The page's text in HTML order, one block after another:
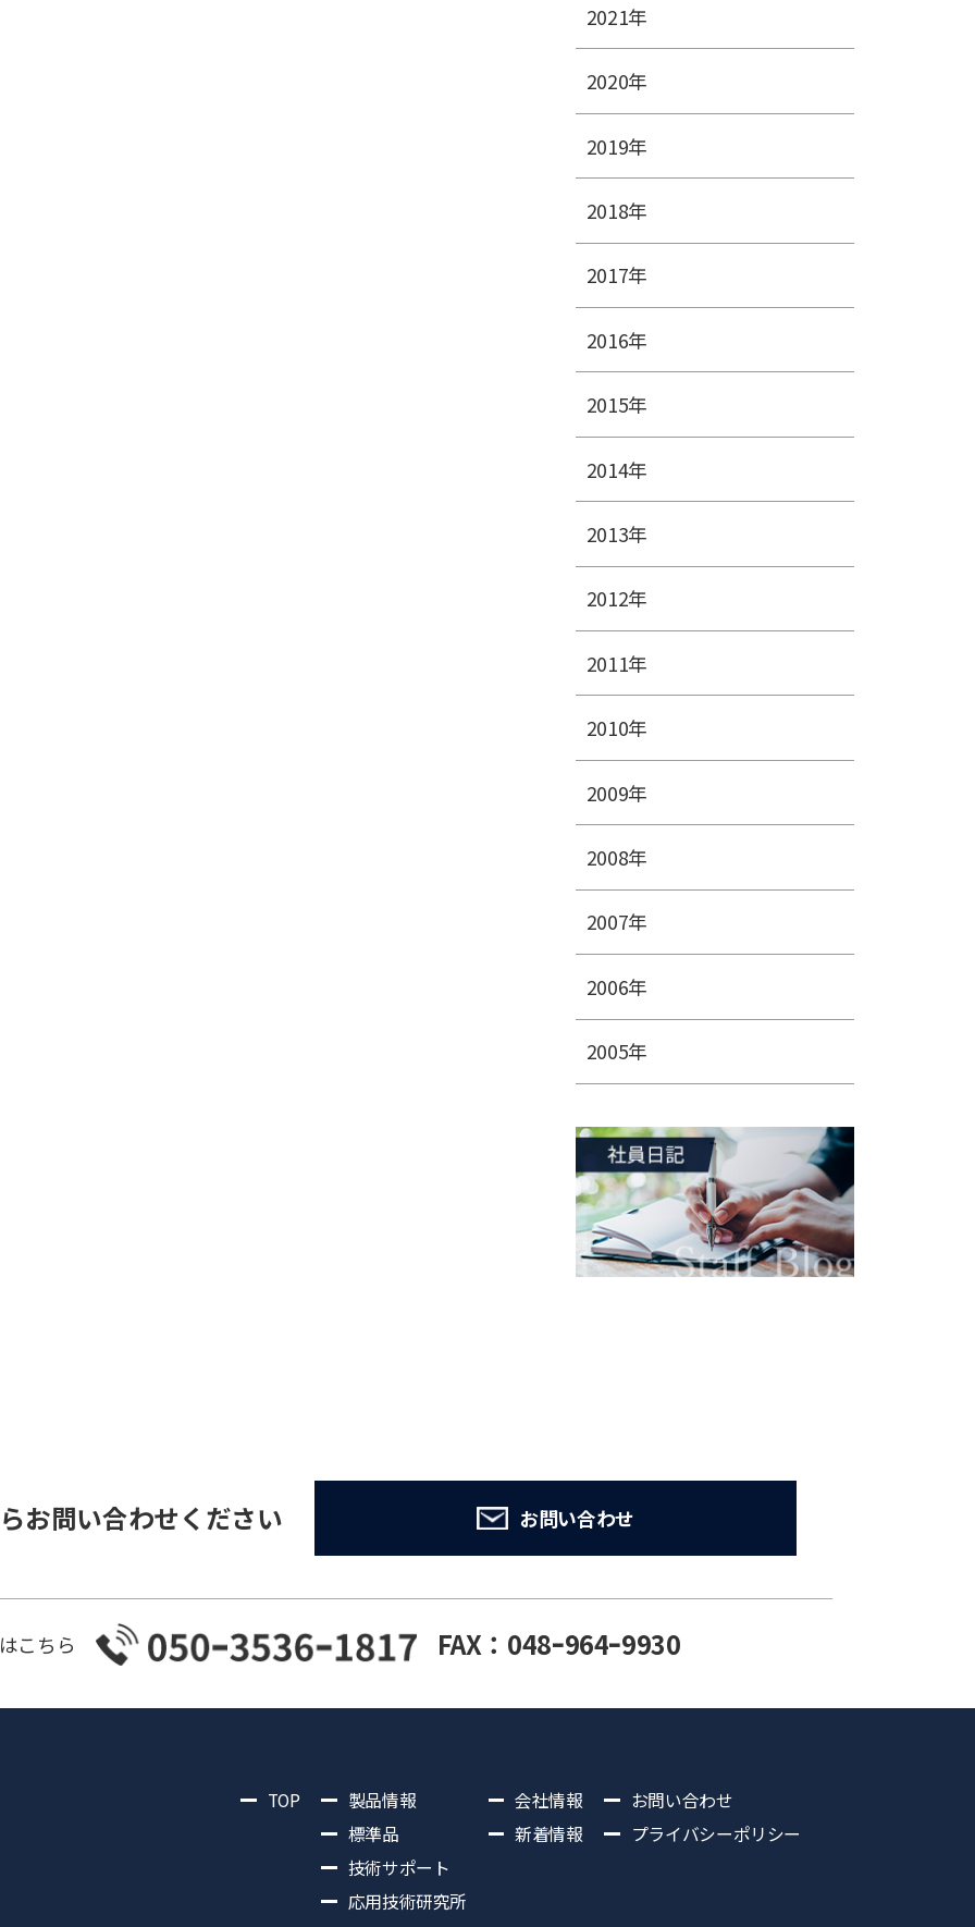
2021年
2020年
2019年
2018年
2017年
2016年
2015年
2014年
2013年
2012年
2011年
2010年
2009年
2008年
2007年
2006年
2005年
お問い合わせください お問い合わせ
こちら FAX：048ｰ964ｰ9930
TOP
製品情報
標準品
技術サポート
応用技術研究所
会社情報
新着情報
お問い合わせ
プライバシーポリシー